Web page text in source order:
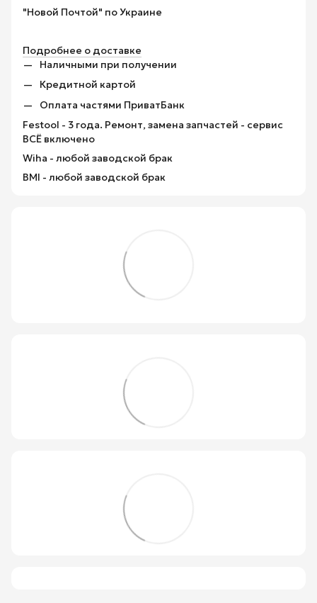
"Новой Почтой" по Украине
Подробнее о доставке
Наличными при получении
Кредитной картой
Оплата частями ПриватБанк
Festool - 3 года. Ремонт, замена запчастей - сервис
ВСЁ включено
Wiha - любой заводской брак
BMI - любой заводской брак